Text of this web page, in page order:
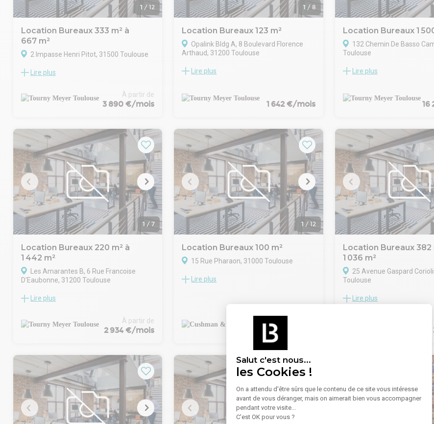
Salut c'est nous...
les Cookies !
On a attendu d'être sûrs que le contenu de ce site vous intéresse
avant de vous déranger, mais on aimerait bien vous accompagner
pendant votre visite...
C'est OK pour vous ?
Parkings privatifs disponibles
2 emplacements de voitures
1 /12
Location Bureaux 333 m² à
667 m²
2 Impasse Henri Pitot, 31500 Toulouse
Situé au nord-est de Toulouse, dans la
à la location des bureaux de bon standing
au rez-de-chaussée et au 1ᵉʳ étage, pour
entreprises, bénéficie d'une excellente
connexion aux principaux réseaux routiers
du sud-est de l'agglomération toulousaine,
facilitant les déplacements des
collaborateurs et visiteurs.
Le lot est complété par 30 places de
stationnement extérieures, offrant un
confort pratique et un accès facile aux
bureaux.
Lire plus
À partir de
3 890 €/mois
1 / 8
Location Bureaux 123 m²
Opalink Bldg A, 8 Boulevard Florence
Arthaud, 31200 Toulouse
TOURNY MEYER propose une surface de
quartier de BORDEROUGE, à proximité
Bâtiment répondant aux normes du Code
du Travail : classé ERP - 5ème catégorie.
Surface neuve en open space avec la
climatisation. Terrasse privative d'environ
31 m².
Sanitaires et douches dans les parties
communes
Lire plus
1 642 €/mois
Location Bureaux 1
132 Chemin De Basso
Toulouse
TOURNY MEYER propose, au
m² qui comprend 1 000 m²
L'ensemble bénéficie de 30
stationnement réservées
offrant un confort d'accès
Idéalement situé dans la
Cambo, à proximité
transports en commun et des
ce bien conviendra à toute
recherche de bureaux
technique, dans un
professionnel établi.
Lire plus
16
1 /7
Location Bureaux 220 m² à
1 442 m²
Les Amarantes B, 6 Rue Francoise
D'Eaubonne, 31200 Toulouse
TOURNY MEYER propose, au sein d'un
espace de bureaux en R+2 qui développe
une surface de 942,31 m², dans un
280 m² et 220 m² (libre en novembre
2026) sont également disponibles et
peuvent être réunies pour un plateau de
500 m².
Les bureaux bénéficient d'équipements
fonctionnels :Luminaires à puissance
variable, Stationnement sécurisé en sous-
Lire plus
À partir de
2 934 €/mois
1 / 12
Location Bureaux 100 m²
15 Rue Pharaon, 31000 Toulouse
Le cabinet Cushman & Wakefield vous
sous-sol aménagé d'environ 30 m².
La surface a été entièrement rénovée avec
beaucoup de goût et des matériaux de
Vitrine et bonne visibilité sur la rue
Pharaon.
- Type de bail : Commercial
- Durée : 3/6/9 ans
- Préavis : 6 mois
- Fiscalité : TVA
- Indice : ILAT
Lire plus
3 000 €/mois
Location Bureaux 382
1 036 m²
25 Avenue Gaspard
Toulouse
Situé à Basso Cambo, dans un
tertiaire, TOURNY MEYER
location deux plateaux de
fonctionnelle, comprennent
cloisonnés, 1 open space, 1
ainsi qu'un espace détente.
déjà cloisonnés, ce qui
installation immédiate sans
La rénovation récente de
faux plafonds et sanitaires
Lire plus